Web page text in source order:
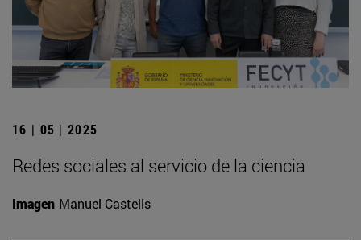
16 | 05 | 2025
Redes sociales al servicio de la ciencia
Imagen Manuel Castells